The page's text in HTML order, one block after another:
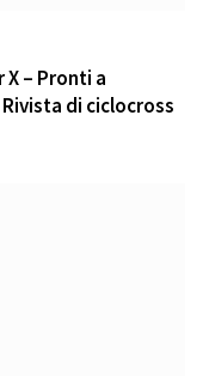
– Pronti a
di ciclocross